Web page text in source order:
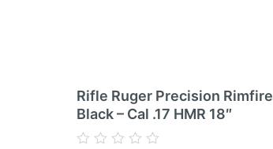
Rifle Ruger Precision Rimfire
Black – Cal .17 HMR 18″